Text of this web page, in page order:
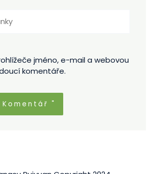
jméno, e-mail a webovou
komentáře.